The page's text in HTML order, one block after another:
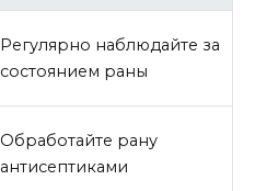
Регулярно наблюдайте за
состоянием раны
Обработайте рану
антисептиками